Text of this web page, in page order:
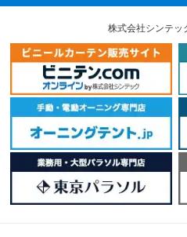
株式会社シンテッ